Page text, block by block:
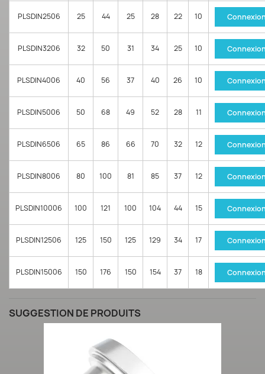
PLSDIN2506 25 44 25 28 22 10
PLSDIN3206 32 50 31 34 25 10
PLSDIN4006 40 56 37 40 26 10
PLSDIN5006 50 68 49 52 28 11
PLSDIN6506 65 86 66 70 32 12
PLSDIN8006 80 100 81 85 37 12
PLSDIN10006 100 121 100 104 44 15
PLSDIN12506 125 150 125 129 34 17
PLSDIN15006 150 176 150 154 37 18
SUGGESTION DE PRODUITS